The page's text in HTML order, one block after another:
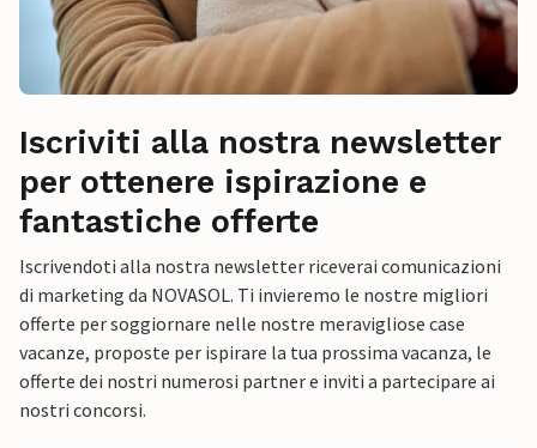
Iscriviti alla nostra newsletter
per ottenere ispirazione e
fantastiche offerte
Iscrivendoti alla nostra newsletter riceverai comunicazioni
di marketing da NOVASOL. Ti invieremo le nostre migliori
offerte per soggiornare nelle nostre meravigliose case
vacanze, proposte per ispirare la tua prossima vacanza, le
offerte dei nostri numerosi partner e inviti a partecipare ai
nostri concorsi.